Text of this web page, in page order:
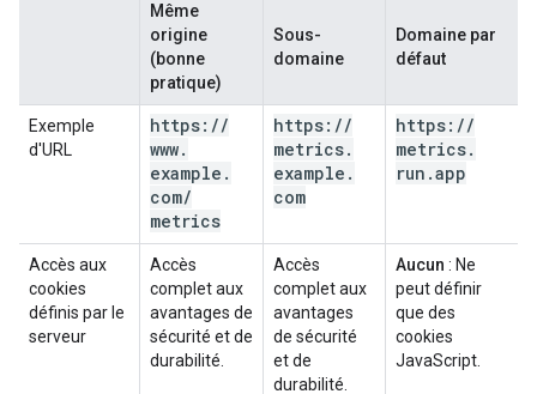
Même
origine
(bonne
pratique)
Sous-
domaine
Domaine par
défaut
Exemple
d'URL
https: //
www.
example .
com/
metrics
https: //
metrics.
example .
com
https: //
metrics.
run .app
Accès aux
cookies
définis par le
serveur
Accès
complet aux
avantages de
sécurité et de
durabilité.
Accès
complet aux
avantages
de sécurité
et de
durabilité.
Aucun : Ne
peut définir
que des
cookies
JavaScript.